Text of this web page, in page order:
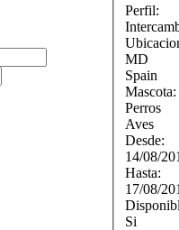
Perfil:
MD
Spain
Mascota:
Perros
Aves
Desde:
14/08/
Hasta:
17/08/
Si